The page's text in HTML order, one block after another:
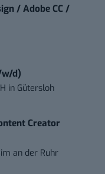
/ Adobe CC /
d)
in Gütersloh
Creator
an der Ruhr